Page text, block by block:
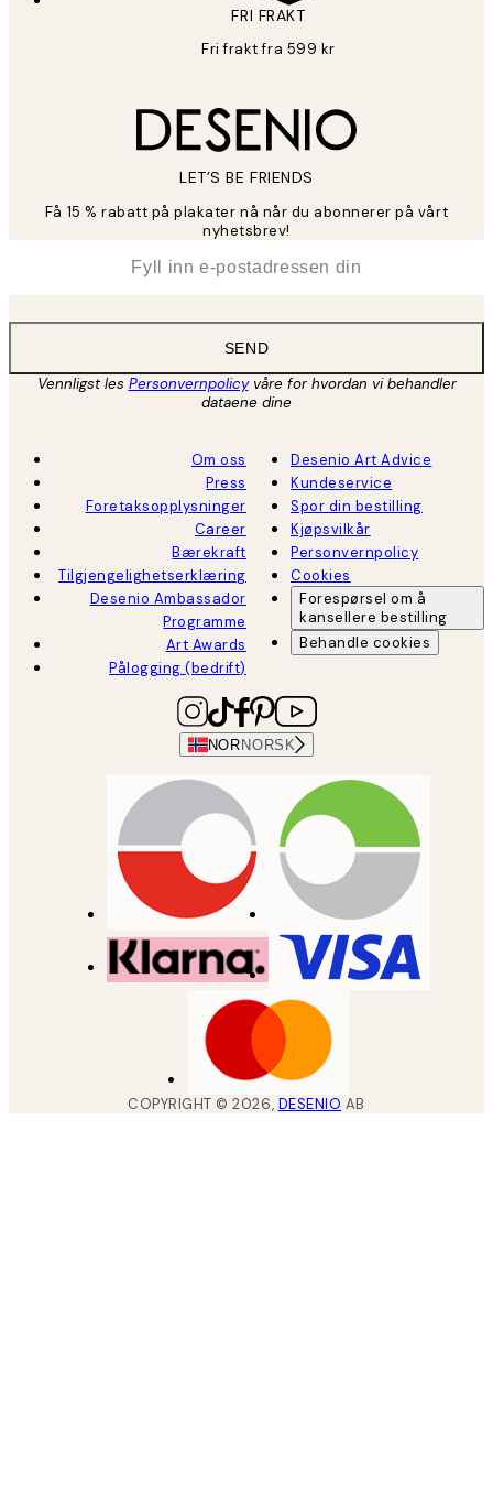
FRI FRAKT
Fri frakt fra 599 kr
LET’S BE FRIENDS
Få 15 % rabatt på plakater nå når du abonnerer på vårt
nyhetsbrev!
SEND
Vennligst les Personvernpolicyvåre for hvordan vi behandler
dataene dine
Om oss
Press
Foretaksopplysninger
Career
Bærekraft
Tilgjengelighetserklæring
Desenio Ambassador
Programme
Art Awards
Pålogging (bedrift)
Desenio Art Advice
Kundeservice
Spor din bestilling
Kjøpsvilkår
Personvernpolicy
Cookies
Forespørsel om å
kansellere bestilling
Behandle cookies
NOR NORSK
COPYRIGHT ©2026, DESENIO AB